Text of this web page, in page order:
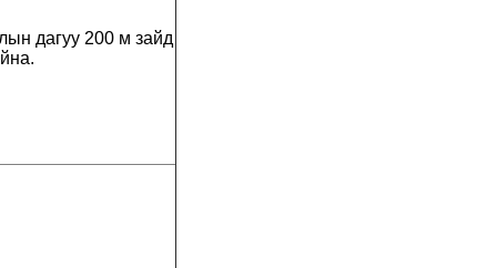
дагуу 200 м зайд